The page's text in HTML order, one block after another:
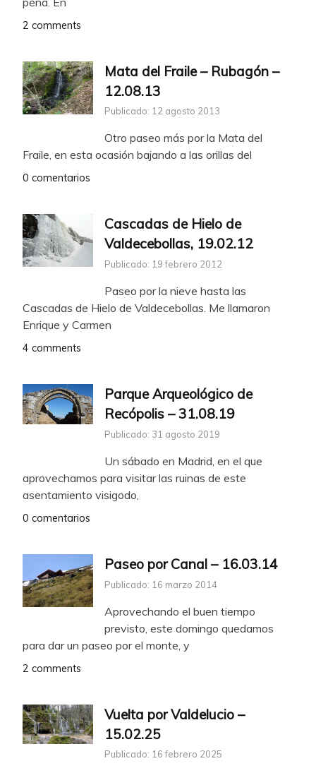
2 comments
Mata del Fraile – Rubagón –
12.08.13
Publicado: 12 agosto 2013
Otro paseo más por la Mata del
Fraile, en esta ocasión bajando a las orillas del
0 comentarios
Cascadas de Hielo de
Valdecebollas, 19.02.12
Publicado: 19 febrero 2012
Paseo por la nieve hasta las
Cascadas de Hielo de Valdecebollas. Me llamaron
Enrique y Carmen
4 comments
Parque Arqueológico de
Recópolis – 31.08.19
Publicado: 31 agosto 2019
Un sábado en Madrid, en el que
aprovechamos para visitar las ruinas de este
asentamiento visigodo,
0 comentarios
Paseo por Canal – 16.03.14
Publicado: 16 marzo 2014
Aprovechando el buen tiempo
previsto, este domingo quedamos
para dar un paseo por el monte, y
2 comments
Vuelta por Valdelucio –
15.02.25
Publicado: 16 febrero 2025